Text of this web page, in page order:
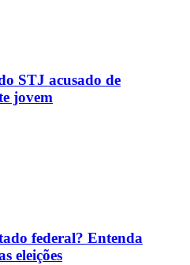
STJ acusado de
jovem
federal? Entenda
eleições